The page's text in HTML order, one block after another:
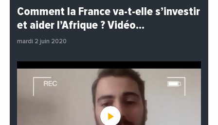
#EchangesMediterraneens
#Economie
#Politique
Comment la France va-t-elle s’investir
et aider l’Afrique ? Vidéo…
mardi 2 juin 2020